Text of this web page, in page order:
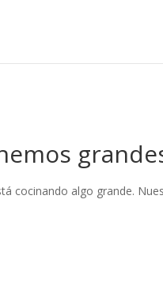
cocinando algo grande.